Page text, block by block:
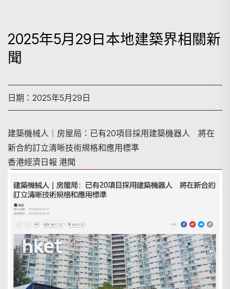
2025年5月29日本地建築界相關新
聞
日期：2025年5月29日
建築機械人｜房屋局：已有20項目採用建築機器人 將在
新合約訂立清晰技術規格和應用標準
香港經濟日報 港聞